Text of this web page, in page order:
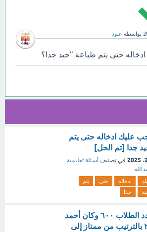
بواسطة عبود
حتى يتم طباعة "جيد جدا؟
عليك ادخاله حتى يتم
جدا [تم الحل]
في تصنيف أسئلة تعليمية
ادخاله حتى
يتم
جدا
إذا كان عدد الطلاب ٦٠٠ وكان أحمد
ترتيبه ۲۲۲ بالترتيب من ممتاز إلى